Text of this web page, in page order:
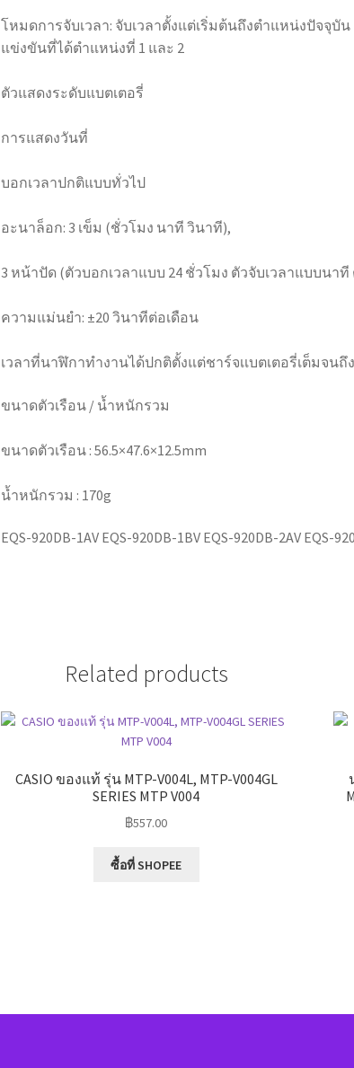
โหมดการจับเวลา: จับเวลาตั้งแต่เริ่มต้นถึงตำแหน่งปัจจุบัน
แข่งขันที่ได้ตำแหน่งที่ 1 และ 2
ตัวแสดงระดับแบตเตอรี่
การแสดงวันที่
บอกเวลาปกติแบบทั่วไป
อะนาล็อก: 3 เข็ม (ชั่วโมง นาที วินาที),
3 หน้าปัด (ตัวบอกเวลาแบบ 24 ชั่วโมง ตัวจับเวลาแบบนา
ความแม่นยำ: ±20 วินาทีต่อเดือน
เวลาที่นาฬิกาทำงานได้ปกติตั้งแต่ชาร์จเเบตเตอรี่เต็มจน
ขนาดตัวเรือน / น้ำหนักรวม
ขนาดตัวเรือน : 56.5×47.6×12.5mm
น้ำหนักรวม : 170g
EQS-920DB-1AV EQS-920DB-1BV EQS-920DB-2AV
Related products
CASIO ของแท้ รุ่น MTP-V004L, MTP-V004GL
SERIES MTP V004
฿557.00
ซื้อที่ SHOPEE